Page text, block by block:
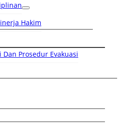
Hakim
Prosedur Evakuasi